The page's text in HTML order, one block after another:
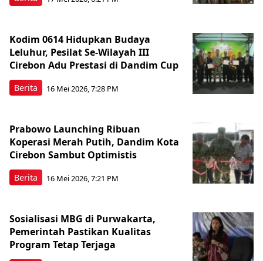
Berita
Kodim 0614 Hidupkan Budaya
Leluhur, Pesilat Se-Wilayah III
Cirebon Adu Prestasi di Dandim Cup
16 Mei 2026, 7:28 PM
Berita
Prabowo Launching Ribuan
Koperasi Merah Putih, Dandim Kota
Cirebon Sambut Optimistis
16 Mei 2026, 7:21 PM
Sosialisasi MBG di Purwakarta,
Pemerintah Pastikan Kualitas
Program Tetap Terjaga